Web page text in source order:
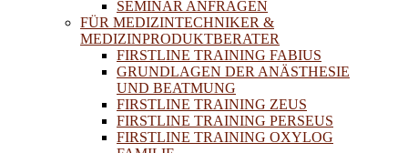
SEMINAR ANFRAGEN
FÜR MEDIZINTECHNIKER &
MEDIZINPRODUKTBERATER
FIRSTLINE TRAINING FABIUS
GRUNDLAGEN DER ANÄSTHESIE
UND BEATMUNG
FIRSTLINE TRAINING ZEUS
FIRSTLINE TRAINING PERSEUS
FIRSTLINE TRAINING OXYLOG